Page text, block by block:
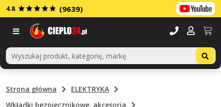
4.8 (9639)
Strona główna
ELEKTRYKA
Wkładki bezpiecznikowe, akcesoria